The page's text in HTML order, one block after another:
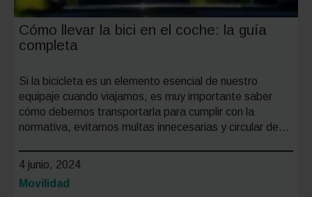
Cómo llevar la bici en el coche: la guía
completa
Si la bicicleta es un elemento esencial de nuestro
equipaje cuando viajamos, es muy importante saber
cómo debemos transportarla para cumplir con la
normativa, evitarnos multas innecesarias y circular de…
4 junio, 2024
Categoría:
Movilidad